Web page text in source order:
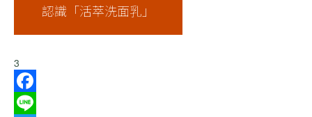
認識「活萃洗面乳」
3
Facebook